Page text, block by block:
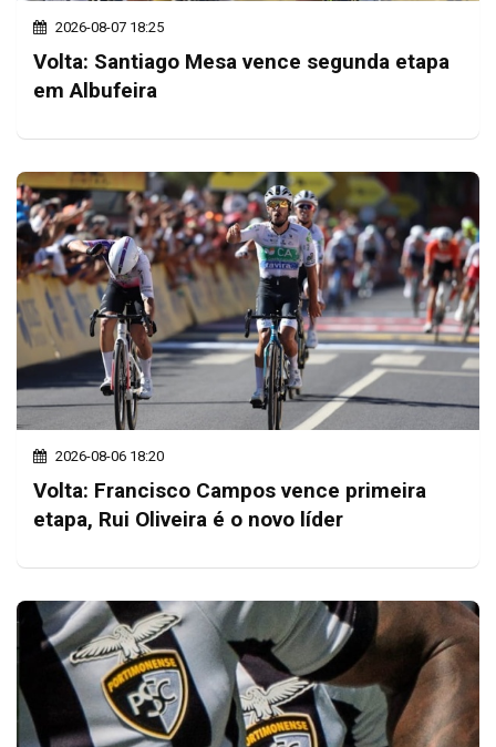
2026-08-07 18:25
Volta: Santiago Mesa vence segunda etapa
em Albufeira
2026-08-06 18:20
Volta: Francisco Campos vence primeira
etapa, Rui Oliveira é o novo líder